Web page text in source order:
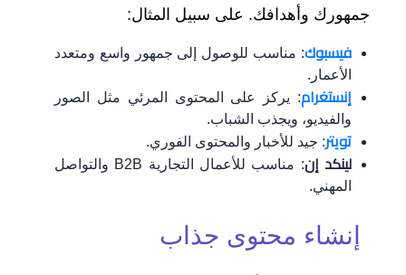
جمهورك وأهدافك. على سبيل المثال:
فيسبوك: مناسب للوصول إلى جمهور واسع ومتعدد
الأعمار.
إنستغرام: يركز على المحتوى المرئي مثل الصور
والفيديو، ويجذب الشباب.
تويتر: جيد للأخبار والمحتوى الفوري.
لينكد إن
: مناسب للأعمال التجارية B2B والتواصل
المهني.
إنشاء محتوى جذاب